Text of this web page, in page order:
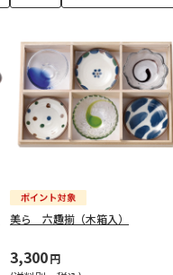
美ら 六趣揃（木箱入）
3,300円